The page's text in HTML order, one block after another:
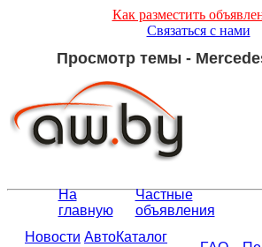
Как разместить
Связаться с нами
Просмотр темы -
На
главную
Частные
объявления
Новости АвтоКаталог